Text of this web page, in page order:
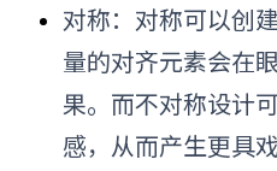
对称：对称可以创
量的对齐元素会在
果。而不对称设计
感，从而产生更具